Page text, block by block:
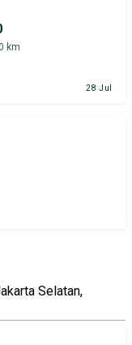
km
28 Jul
Selatan,